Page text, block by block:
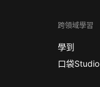
跨領域學習
學到
口袋Studio